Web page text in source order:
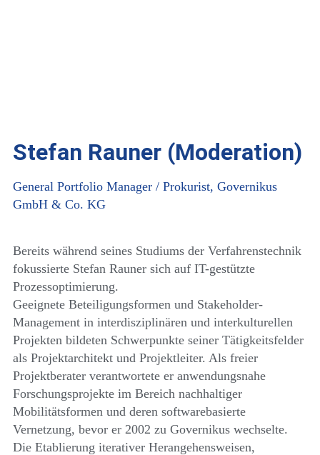
Stefan Rauner (Moderation)
General Portfolio Manager / Prokurist, Governikus
GmbH & Co. KG
Bereits während seines Studiums der Verfahrenstechnik
fokussierte Stefan Rauner sich auf IT-gestützte
Prozessoptimierung.
Geeignete Beteiligungsformen und Stakeholder-
Management in interdisziplinären und interkulturellen
Projekten bildeten Schwerpunkte seiner Tätigkeitsfelder
als Projektarchitekt und Projektleiter. Als freier
Projektberater verantwortete er anwendungsnahe
Forschungsprojekte im Bereich nachhaltiger
Mobilitätsformen und deren softwarebasierte
Vernetzung, bevor er 2002 zu Governikus wechselte.
Die Etablierung iterativer Herangehensweisen,